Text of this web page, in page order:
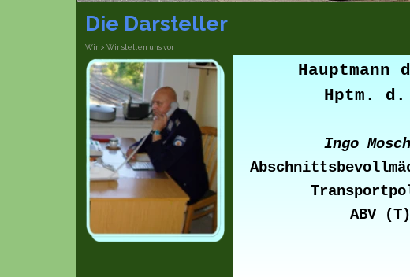
Die Darsteller
Wir > Wir stellen uns vor
Hauptmann
Hptm. d.
Ingo
ABV (T)